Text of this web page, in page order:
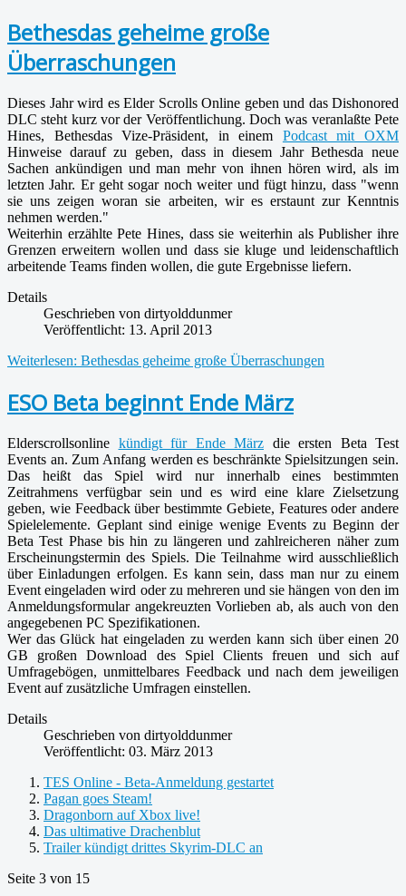
Bethesdas geheime große
Überraschungen
Dieses Jahr wird es Elder Scrolls Online geben und das Dishonored
DLC steht kurz vor der Veröffentlichung. Doch was veranlaßte Pete
Hines, Bethesdas Vize-Präsident, in einem Podcast mit OXM
Hinweise darauf zu geben, dass in diesem Jahr Bethesda neue
Sachen ankündigen und man mehr von ihnen hören wird, als im
letzten Jahr. Er geht sogar noch weiter und fügt hinzu, dass "wenn
sie uns zeigen woran sie arbeiten, wir es erstaunt zur Kenntnis
nehmen werden."
Weiterhin erzählte Pete Hines, dass sie weiterhin als Publisher ihre
Grenzen erweitern wollen und dass sie kluge und leidenschaftlich
arbeitende Teams finden wollen, die gute Ergebnisse liefern.
Details
Geschrieben von dirtyolddunmer
Veröffentlicht: 13. April 2013
Weiterlesen: Bethesdas geheime große Überraschungen
ESO Beta beginnt Ende März
Elderscrollsonline kündigt für Ende März die ersten Beta Test
Events an. Zum Anfang werden es beschränkte Spielsitzungen sein.
Das heißt das Spiel wird nur innerhalb eines bestimmten
Zeitrahmens verfügbar sein und es wird eine klare Zielsetzung
geben, wie Feedback über bestimmte Gebiete, Features oder andere
Spielelemente. Geplant sind einige wenige Events zu Beginn der
Beta Test Phase bis hin zu längeren und zahlreicheren näher zum
Erscheinungstermin des Spiels. Die Teilnahme wird ausschließlich
über Einladungen erfolgen. Es kann sein, dass man nur zu einem
Event eingeladen wird oder zu mehreren und sie hängen von den im
Anmeldungsformular angekreuzten Vorlieben ab, als auch von den
angegebenen PC Spezifikationen.
Wer das Glück hat eingeladen zu werden kann sich über einen 20
GB großen Download des Spiel Clients freuen und sich auf
Umfragebögen, unmittelbares Feedback und nach dem jeweiligen
Event auf zusätzliche Umfragen einstellen.
Details
Geschrieben von dirtyolddunmer
Veröffentlicht: 03. März 2013
TES Online - Beta-Anmeldung gestartet
Pagan goes Steam!
Dragonborn auf Xbox live!
Das ultimative Drachenblut
Trailer kündigt drittes Skyrim-DLC an
Seite 3 von 15